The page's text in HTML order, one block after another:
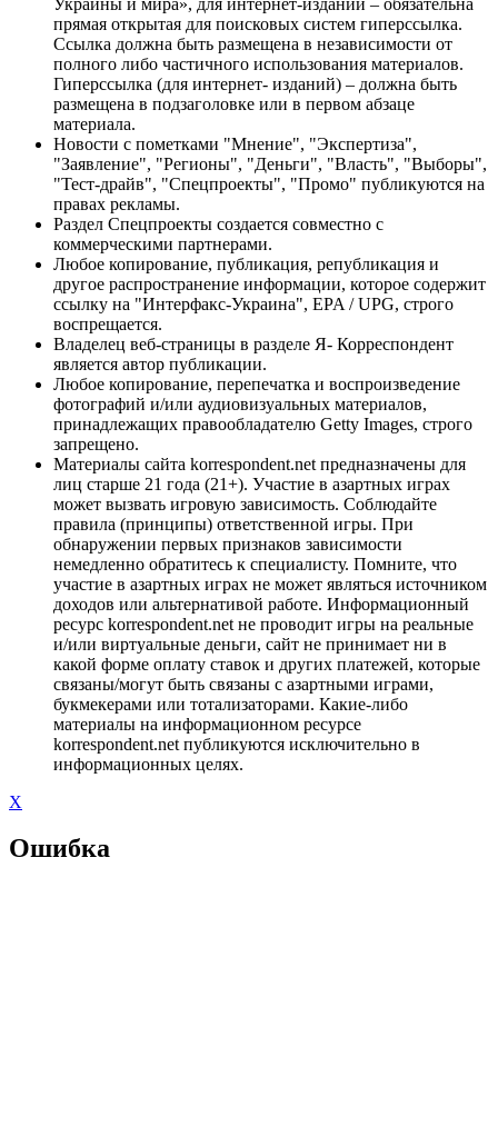
прямая открытая для поисковых систем гиперссылка.
Ссылка должна быть размещена в независимости от
полного либо частичного использования материалов.
Гиперссылка (для интернет- изданий) – должна быть
размещена в подзаголовке или в первом абзаце
материала.
Новости с пометками "Мнение", "Экспертиза",
"Заявление", "Регионы", "Деньги", "Власть", "Выборы",
"Тест-драйв", "Спецпроекты", "Промо" публикуются на
правах рекламы.
Раздел Спецпроекты создается совместно с
коммерческими партнерами.
Любое копирование, публикация, републикация и
другое распространение информации, которое содержит
ссылку на "Интерфакс-Украина", EPA / UPG, строго
воспрещается.
Владелец веб-страницы в разделе Я- Корреспондент
является автор публикации.
Любое копирование, перепечатка и воспроизведение
фотографий и/или аудиовизуальных материалов,
принадлежащих правообладателю Getty Images, строго
запрещено.
Материалы сайта korrespondent.net предназначены для
лиц старше 21 года (21+). Участие в азартных играх
может вызвать игровую зависимость. Соблюдайте
правила (принципы) ответственной игры. При
обнаружении первых признаков зависимости
немедленно обратитесь к специалисту. Помните, что
участие в азартных играх не может являться источником
доходов или альтернативой работе. Информационный
ресурс korrespondent.net не проводит игры на реальные
и/или виртуальные деньги, сайт не принимает ни в
какой форме оплату ставок и других платежей, которые
связаны/могут быть связаны с азартными играми,
букмекерами или тотализаторами. Какие-либо
материалы на информационном ресурсе
korrespondent.net публикуются исключительно в
информационных целях.
X
Ошибка